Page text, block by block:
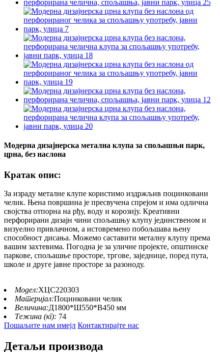
Модерна дизајнерска метална клупа за спољашњи парк,
црна, без наслона
Кратак опис:
За израду металне клупе користимо издржљив поцинковани
челик. Њена површина је пресвучена спрејом и има одлична
својства отпорна на рђу, воду и корозију. Креативни
перфорирани дизајн чини спољашњу клупу јединственом и
визуелно привлачном, а истовремено побољшава њену
способност дисања. Можемо саставити металну клупу према
вашим захтевима. Погодна је за уличне пројекте, општинске
паркове, спољашње просторе, тргове, заједнице, поред пута,
школе и друге јавне просторе за разоноду.
Модел:ХЦС220303
Материјал:Поцинковани челик
Величина:Д1800*Ш550*В450 мм
Тежина (кг): 74
Пошаљите нам имејл Контактирајте нас
Детаљи производа